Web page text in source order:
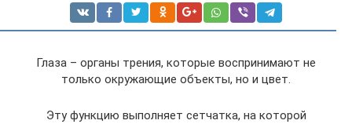
Глаза – органы трения, которые воспринимают не
только окружающие объекты, но и цвет.
Эту функцию выполняет сетчатка, на которой